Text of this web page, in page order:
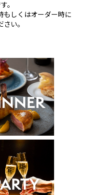
。
しくはオーダー時に
い。